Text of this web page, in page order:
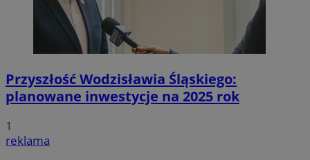
Przyszłość Wodzisławia Śląskiego:
planowane inwestycje na 2025 rok
1
reklama